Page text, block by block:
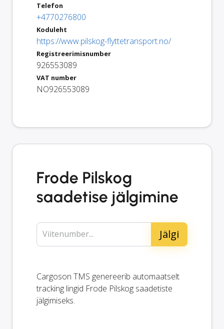
Telefon
+4770276800
Koduleht
https://www.pilskog-flyttetransport.no/
Registreerimisnumber
926553089
VAT number
NO926553089
Frode Pilskog
saadetise jälgimine
Viitenumber...
Cargoson TMS genereerib automaatselt
tracking lingid Frode Pilskog saadetiste
jälgimiseks.